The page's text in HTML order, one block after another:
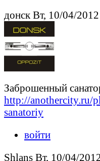
донск Вт, 10/04/
Заброшенный
http://anothercity.ru/
sanatoriy
войти
Shlans Вт, 10/04/